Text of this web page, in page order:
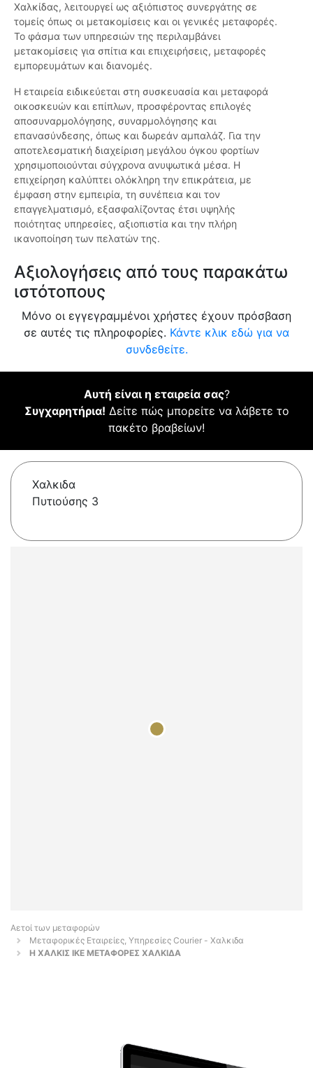
Χαλκίδας, λειτουργεί ως αξιόπιστος συνεργάτης σε
τομείς όπως οι μετακομίσεις και οι γενικές μεταφορές.
Το φάσμα των υπηρεσιών της περιλαμβάνει
μετακομίσεις για σπίτια και επιχειρήσεις, μεταφορές
εμπορευμάτων και διανομές.
Η εταιρεία ειδικεύεται στη συσκευασία και μεταφορά
οικοσκευών και επίπλων, προσφέροντας επιλογές
αποσυναρμολόγησης, συναρμολόγησης και
επανασύνδεσης, όπως και δωρεάν αμπαλάζ. Για την
αποτελεσματική διαχείριση μεγάλου όγκου φορτίων
χρησιμοποιούνται σύγχρονα ανυψωτικά μέσα. Η
επιχείρηση καλύπτει ολόκληρη την επικράτεια, με
έμφαση στην εμπειρία, τη συνέπεια και τον
επαγγελματισμό, εξασφαλίζοντας έτσι υψηλής
ποιότητας υπηρεσίες, αξιοπιστία και την πλήρη
ικανοποίηση των πελατών της.
Αξιολογήσεις από τους παρακάτω
ιστότοπους
Μόνο οι εγγεγραμμένοι χρήστες έχουν πρόσβαση
σε αυτές τις πληροφορίες. Κάντε κλικ εδώ για να
συνδεθείτε.
Αυτή είναι η εταιρεία σας?
Συγχαρητήρια! Δείτε πώς μπορείτε να λάβετε το
πακέτο βραβείων!
Χαλκιδα
Πυτιούσης 3
Αετοί των μεταφορών
Μεταφορικές Εταιρείες, Υπηρεσίες Courier - Χαλκιδα
Η ΧΑΛΚΙΣ ΙΚΕ ΜΕΤΑΦΟΡΕΣ ΧΑΛΚΙΔΑ